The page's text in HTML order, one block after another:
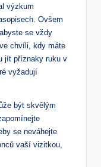
výzkum
Ovšem
se vždy
chvíli, kdy máte
jít příznaky ruku v
vyžadují
být skvělým
se neváhejte
vaší vizitkou,